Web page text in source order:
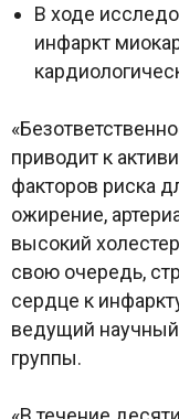
В ходе
инфаркт
приводит к
факторов риска
ожирение,
высокий
свою очередь,
сердце к
ведущий научный
группы.